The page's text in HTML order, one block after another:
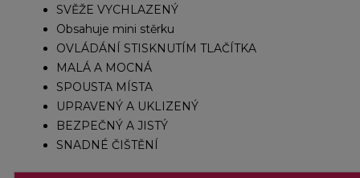
SVĚŽE VYCHLAZENÝ
Obsahuje mini stěrku
OVLÁDÁNÍ STISKNUTÍM TLAČÍTKA
MALÁ A MOCNÁ
SPOUSTA MÍSTA
UPRAVENÝ A UKLIZENÝ
BEZPEČNÝ A JISTÝ
SNADNÉ ČIŠTĚNÍ